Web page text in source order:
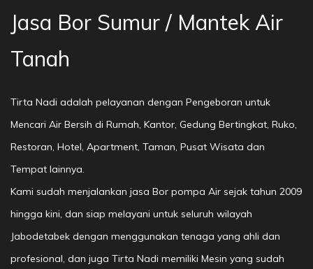
Jasa Bor Sumur / Mantek Air
Tanah
Tirta Nadi adalah pelayanan dengan Pengeboran untuk
Mencari Air Bersih di Rumah, Kantor, Gedung Bertingkat, Ruko,
Restoran, Hotel, Apartment, Taman, Pusat Wisata dan
Tempat lainnya.
Kami sudah menjalankan jasa Bor pompa Air sejak tahun 2009
hingga kini, dan siap melayani untuk seluruh wilayah
Jabodetabek dengan menggunakan tenaga yang ahli dan
profesional, dan juga Tirta Nadi memiliki Mesin yang sudah